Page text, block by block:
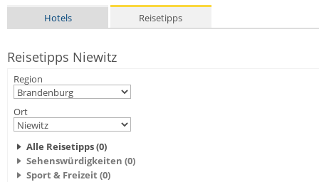
Hotels Reisetipps
Reisetipps Niewitz
Region
Ort
Alle Reisetipps (0)
Sehenswürdigkeiten (0)
Sport & Freizeit (0)